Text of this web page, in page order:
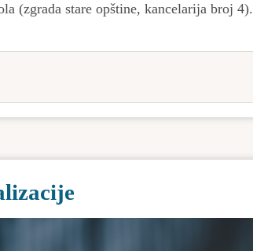
(zgrada stare opštine, kancelarija broj 4).